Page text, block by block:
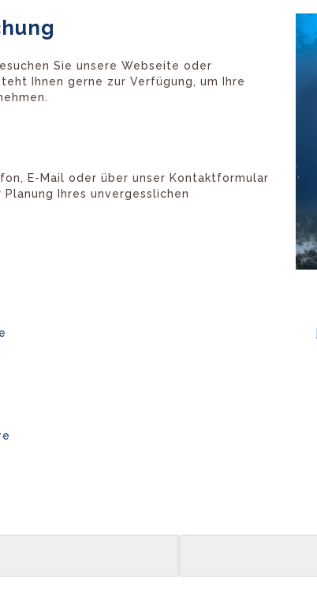
Sie unsere Webseite oder
Ihnen gerne zur Verfügung, um Ihre
E-Mail oder über unser Kontaktformular
Ihres unvergesslichen